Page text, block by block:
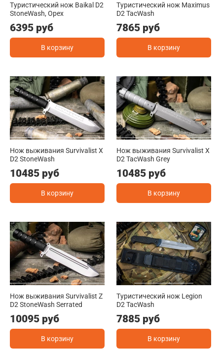
Туристический нож Baikal D2
StoneWash, Орех
6395 руб
В корзину
Туристический нож Maximus
D2 TacWash
7865 руб
В корзину
Нож выживания Survivalist X
D2 StoneWash
10485 руб
В корзину
Нож выживания Survivalist X
D2 TacWash Grey
10485 руб
В корзину
Нож выживания Survivalist Z
D2 StoneWash Serrated
10095 руб
В корзину
Туристический нож Legion
D2 TacWash
7885 руб
В корзину